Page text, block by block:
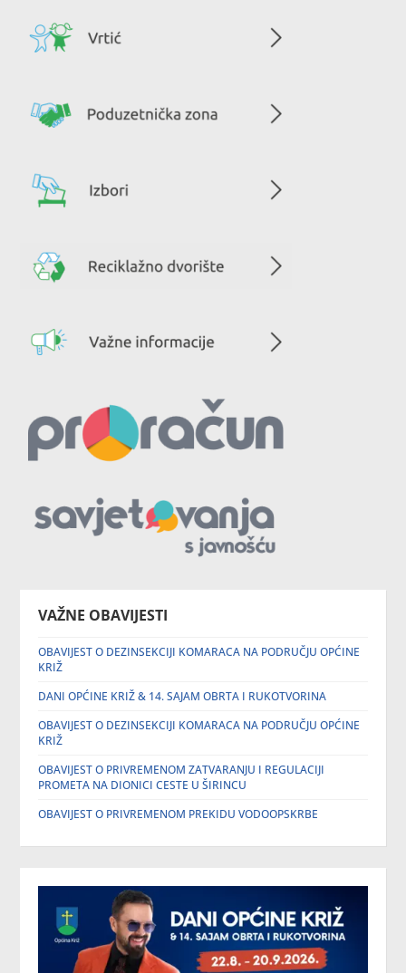
VAŽNE OBAVIJESTI
OBAVIJEST O DEZINSEKCIJI KOMARACA NA PODRUČJU OPĆINE
KRIŽ
DANI OPĆINE KRIŽ & 14. SAJAM OBRTA I RUKOTVORINA
OBAVIJEST O DEZINSEKCIJI KOMARACA NA PODRUČJU OPĆINE
KRIŽ
OBAVIJEST O PRIVREMENOM ZATVARANJU I REGULACIJI
PROMETA NA DIONICI CESTE U ŠIRINCU
OBAVIJEST O PRIVREMENOM PREKIDU VODOOPSKRBE